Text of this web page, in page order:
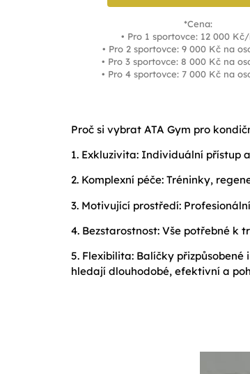
*Cena:
• Pro 1 sportovce: 12 000
• Pro 2 sportovce: 9 000 Kč na
• Pro 3 sportovce: 8 000 Kč na
• Pro 4 sportovce: 7 000 Kč na
Proč si vybrat ATA Gym pro
1. Exkluzivita: Individuální přístup
2. Komplexní péče: Tréninky,
3. Motivující prostředí:
4. Bezstarostnost: Vše potřebné k
5. Flexibilita: Balíčky
hledají dlouhodobé, efektivní a